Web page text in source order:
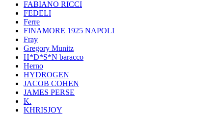
FABIANO RICCI
FEDELI
Ferre
FINAMORE 1925 NAPOLI
Fray
Gregory Munitz
H*D*S*N baracco
Herno
HYDROGEN
JACOB COHEN
JAMES PERSE
K.
KHRISJOY